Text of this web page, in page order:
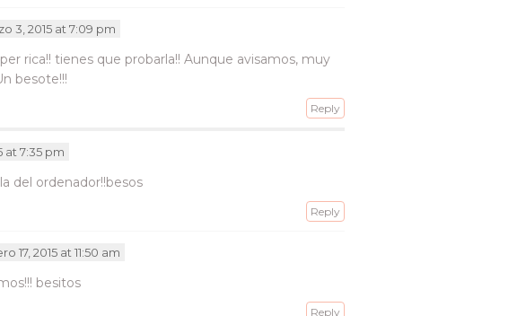
3, 2015 at 7:09 pm
rica!! tienes que probarla!! Aunque avisamos, muy
besote!!!
Reply
at 7:35 pm
del ordenador!!besos
Reply
17, 2015 at 11:50 am
besitos
Reply